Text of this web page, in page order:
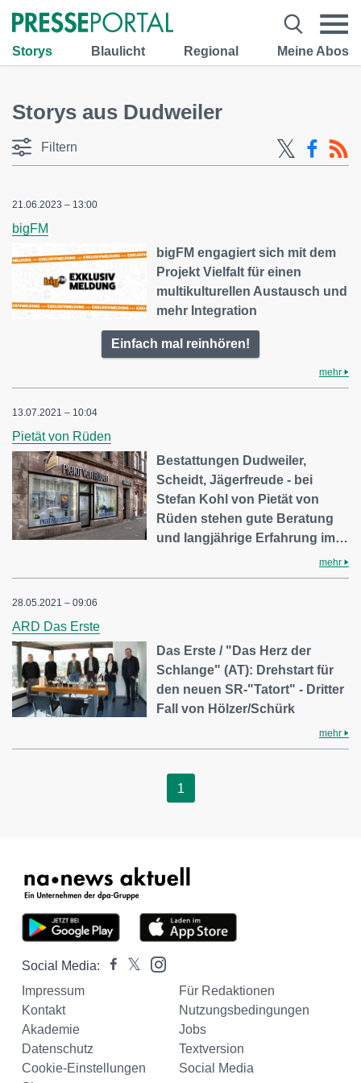
Storys Blaulicht Regional Meine Abos
Storys aus Dudweiler
Filtern
21.06.2023 – 13:00
bigFM
bigFM engagiert sich mit dem
Projekt Vielfalt für einen
multikulturellen Austausch und
mehr Integration
Einfach mal reinhören!
mehr
13.07.2021 – 10:04
Pietät von Rüden
Bestattungen Dudweiler,
Scheidt, Jägerfreude - bei
Stefan Kohl von Pietät von
Rüden stehen gute Beratung
und langjährige Erfahrung im…
mehr
28.05.2021 – 09:06
ARD Das Erste
Das Erste / "Das Herz der
Schlange" (AT): Drehstart für
den neuen SR-"Tatort" - Dritter
Fall von Hölzer/Schürk
mehr
1
Social Media:
Impressum
Für Redaktionen
Kontakt
Nutzungsbedingungen
Akademie
Jobs
Datenschutz
Textversion
Cookie-Einstellungen
Social Media